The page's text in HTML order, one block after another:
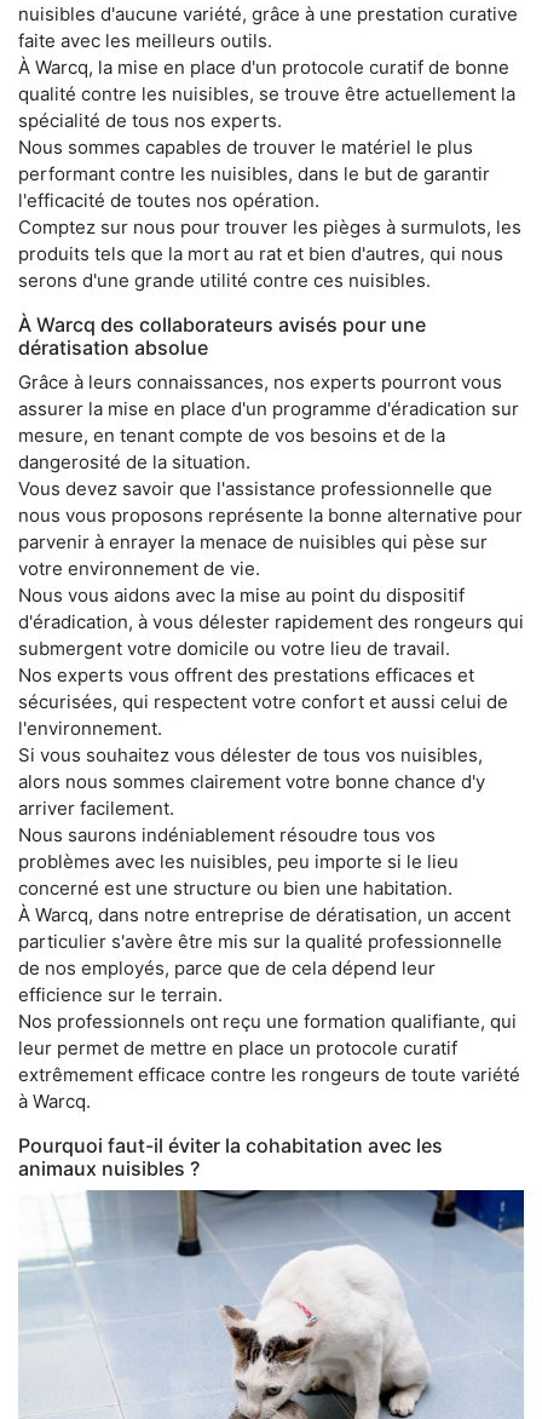
nuisibles d'aucune variété, grâce à une prestation curative
faite avec les meilleurs outils.
À Warcq, la mise en place d'un protocole curatif de bonne
qualité contre les nuisibles, se trouve être actuellement la
spécialité de tous nos experts.
Nous sommes capables de trouver le matériel le plus
performant contre les nuisibles, dans le but de garantir
l'efficacité de toutes nos opération.
Comptez sur nous pour trouver les pièges à surmulots, les
produits tels que la mort au rat et bien d'autres, qui nous
serons d'une grande utilité contre ces nuisibles.
À Warcq des collaborateurs avisés pour une
dératisation absolue
Grâce à leurs connaissances, nos experts pourront vous
assurer la mise en place d'un programme d'éradication sur
mesure, en tenant compte de vos besoins et de la
dangerosité de la situation.
Vous devez savoir que l'assistance professionnelle que
nous vous proposons représente la bonne alternative pour
parvenir à enrayer la menace de nuisibles qui pèse sur
votre environnement de vie.
Nous vous aidons avec la mise au point du dispositif
d'éradication, à vous délester rapidement des rongeurs qui
submergent votre domicile ou votre lieu de travail.
Nos experts vous offrent des prestations efficaces et
sécurisées, qui respectent votre confort et aussi celui de
l'environnement.
Si vous souhaitez vous délester de tous vos nuisibles,
alors nous sommes clairement votre bonne chance d'y
arriver facilement.
Nous saurons indéniablement résoudre tous vos
problèmes avec les nuisibles, peu importe si le lieu
concerné est une structure ou bien une habitation.
À Warcq, dans notre entreprise de dératisation, un accent
particulier s'avère être mis sur la qualité professionnelle
de nos employés, parce que de cela dépend leur
efficience sur le terrain.
Nos professionnels ont reçu une formation qualifiante, qui
leur permet de mettre en place un protocole curatif
extrêmement efficace contre les rongeurs de toute variété
à Warcq.
Pourquoi faut-il éviter la cohabitation avec les
animaux nuisibles ?